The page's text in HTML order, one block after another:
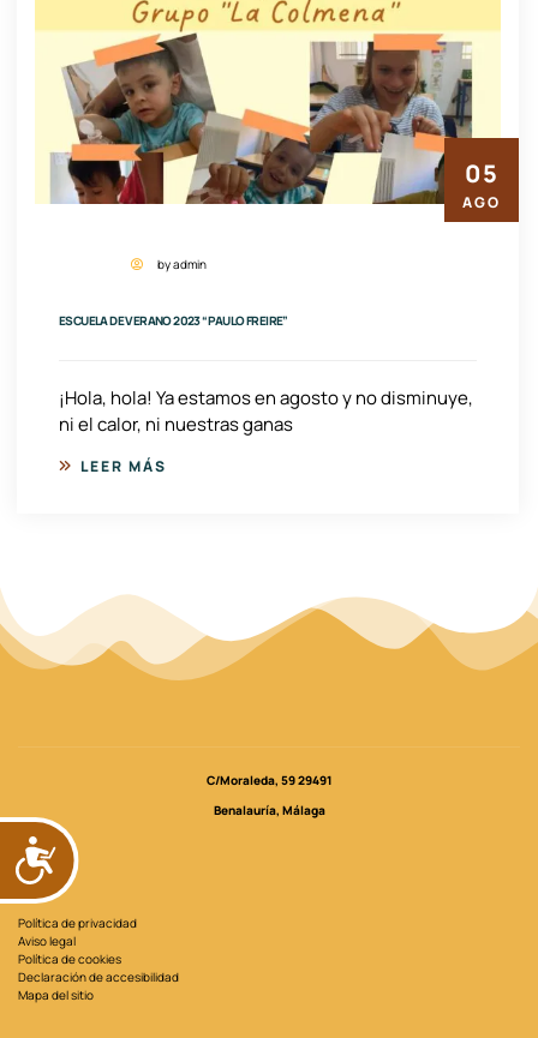
ACCESIBILIDAD
by admin
ESCUELA DE VERANO 2023 “PAULO FREIRE”
¡Hola, hola! Ya estamos en agosto y no disminuye,
ni el calor, ni nuestras ganas
LEER MÁS
05
AGO
C/Moraleda, 59 29491
Benalauría, Málaga
LEGAL
Política de privacidad
Aviso legal
Política de cookies
Declaración de accesibilidad
Mapa del sitio